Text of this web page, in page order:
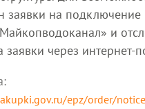
заявки на подключение
и
заявки через интернет-
epz/order/